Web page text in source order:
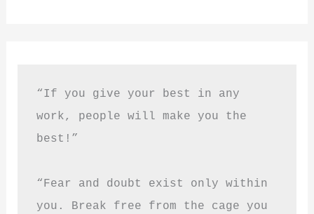
“If you give your best in any
work, people will make you the
best!”
“Fear and doubt exist only within
you. Break free from the cage you